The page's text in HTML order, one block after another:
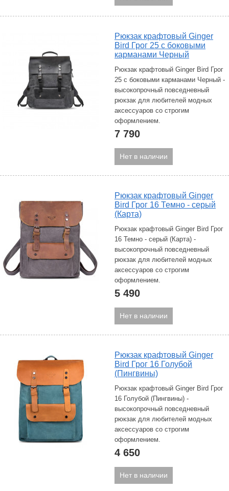
Рюкзак крафтовый Ginger
Bird Грог 25 с боковыми
карманами Черный
Рюкзак крафтовый Ginger Bird Грог
25 с боковыми карманами Черный -
высокопрочный повседневный
рюкзак для любителей модных
аксессуаров со строгим
оформлением.
7 790
Нет в наличии
Рюкзак крафтовый Ginger
Bird Грог 16 Темно - серый
(Карта)
Рюкзак крафтовый Ginger Bird Грог
16 Темно - серый (Карта) -
высокопрочный повседневный
рюкзак для любителей модных
аксессуаров со строгим
оформлением.
5 490
Нет в наличии
Рюкзак крафтовый Ginger
Bird Грог 16 Голубой
(Пингвины)
Рюкзак крафтовый Ginger Bird Грог
16 Голубой (Пингвины) -
высокопрочный повседневный
рюкзак для любителей модных
аксессуаров со строгим
оформлением.
4 650
Нет в наличии